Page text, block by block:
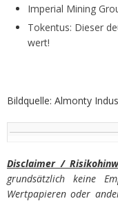
Imperial Mining
Tokentus: Dieser
wert!
Bildquelle: Almonty
Disclaimer /
grundsätzlich keine
Wertpapieren oder